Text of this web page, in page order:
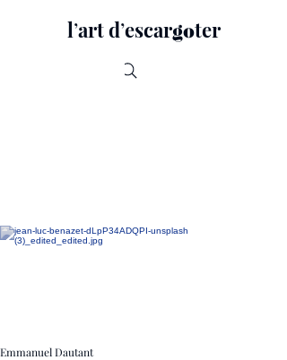
lʼart dʼescargoter
Emmanuel Dautant